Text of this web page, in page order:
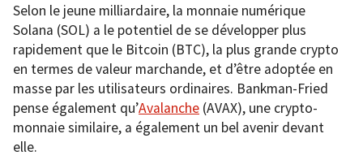
Selon le jeune milliardaire, la monnaie numérique
Solana (SOL) a le potentiel de se développer plus
rapidement que le Bitcoin (BTC), la plus grande crypto
en termes de valeur marchande, et d’être adoptée en
masse par les utilisateurs ordinaires. Bankman-Fried
pense également qu’Avalanche (AVAX), une crypto-
monnaie similaire, a également un bel avenir devant
elle.